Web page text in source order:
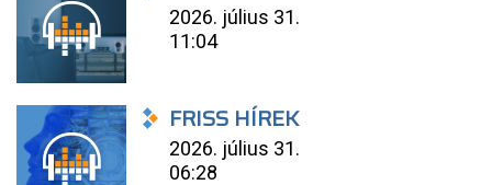
2026. július 31.
11:04
FRISS HÍREK
2026. július 31.
06:28